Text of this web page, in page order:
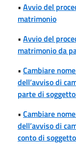
• Avvio del
matrimonio
• Avvio del
matrimonio da
• Cambiare
dell’avviso di
parte di
• Cambiare
dell’avviso di
conto di